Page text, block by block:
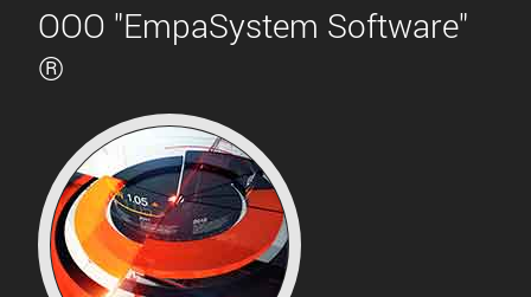
ООО "EmpaSystem Software"
®